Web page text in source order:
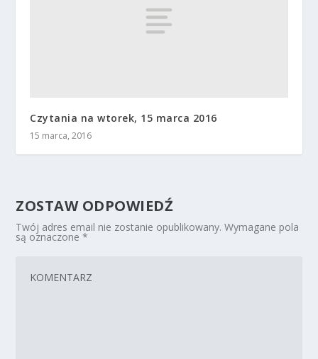
Czytania na wtorek, 15 marca 2016
15 marca, 2016
ZOSTAW ODPOWIEDŹ
Twój adres email nie zostanie opublikowany. Wymagane pola
są oznaczone*